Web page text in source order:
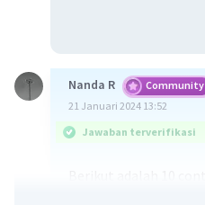
Nanda R Community
21 Januari 2024 13:52
Jawaban terverifikasi